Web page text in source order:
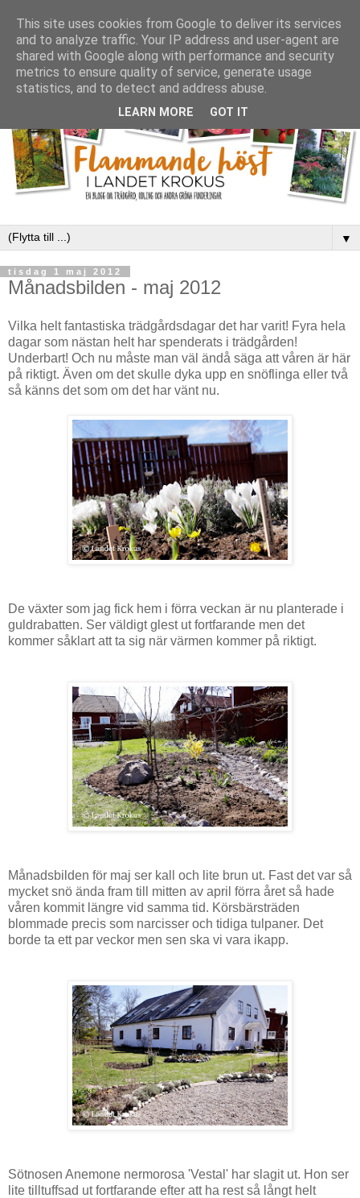
▼
tisdag 1 maj 2012
Månadsbilden - maj 2012
Vilka helt fantastiska trädgårdsdagar det har varit! Fyra hela
dagar som nästan helt har spenderats i trädgården!
Underbart! Och nu måste man väl ändå säga att våren är här
på riktigt. Även om det skulle dyka upp en snöflinga eller två
så känns det som om det har vänt nu.
De växter som jag fick hem i förra veckan är nu planterade i
guldrabatten. Ser väldigt glest ut fortfarande men det
kommer såklart att ta sig när värmen kommer på riktigt.
Månadsbilden för maj ser kall och lite brun ut. Fast det var så
mycket snö ända fram till mitten av april förra året så hade
våren kommit längre vid samma tid. Körsbärsträden
blommade precis som narcisser och tidiga tulpaner. Det
borde ta ett par veckor men sen ska vi vara ikapp.
Sötnosen Anemone nermorosa 'Vestal' har slagit ut. Hon ser
lite tilltuffsad ut fortfarande efter att ha rest så långt helt
This site uses cookies from Google to deliver its services
and to analyze traffic. Your IP address and user-agent are
shared with Google along with performance and security
metrics to ensure quality of service, generate usage
statistics, and to detect and address abuse.
LEARN MORE GOT IT